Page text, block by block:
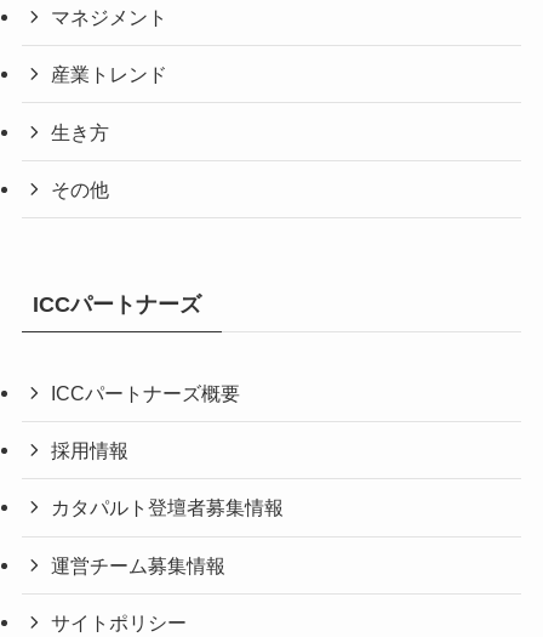
マネジメント
産業トレンド
生き方
その他
ICCパートナーズ
ICCパートナーズ概要
採用情報
カタパルト登壇者募集情報
運営チーム募集情報
サイトポリシー